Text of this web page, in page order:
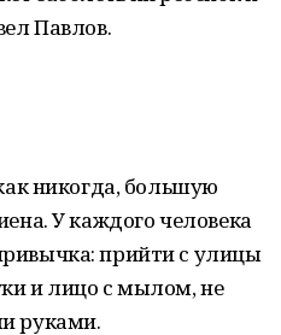
Павлов.
никогда, большую
У каждого человека
прийти с улицы
и лицо с мылом, не
руками.